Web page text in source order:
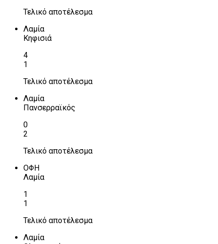
Τελικό αποτέλεσμα
Λαμία
Κηφισιά
4
1
Τελικό αποτέλεσμα
Λαμία
Πανσερραϊκός
0
2
Τελικό αποτέλεσμα
ΟΦΗ
Λαμία
1
1
Τελικό αποτέλεσμα
Λαμία